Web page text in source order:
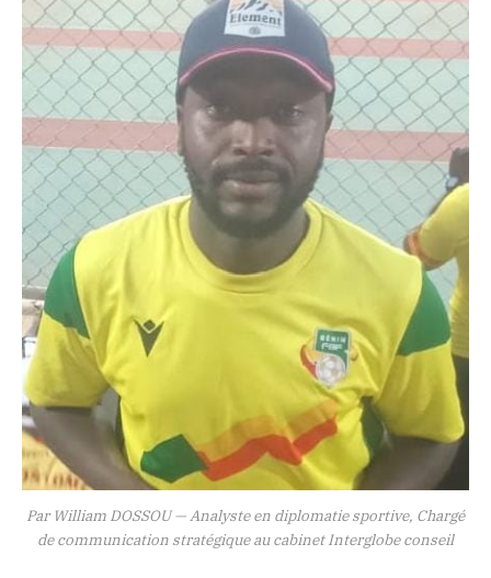
Par William DOSSOU — Analyste en diplomatie sportive, Chargé
de communication stratégique au cabinet Interglobe conseil